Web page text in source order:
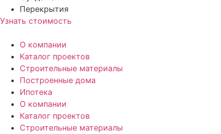
Перекрытия
Узнать стоимость
О компании
Каталог проектов
Строительные материалы
Построенные дома
Ипотека
О компании
Каталог проектов
Строительные материалы